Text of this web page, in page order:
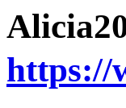
https://